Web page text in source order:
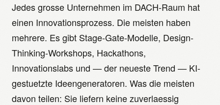
Jedes grosse Unternehmen im DACH-Raum hat
einen Innovationsprozess. Die meisten haben
mehrere. Es gibt Stage-Gate-Modelle, Design-
Thinking-Workshops, Hackathons,
Innovationslabs und — der neueste Trend — KI-
gestuetzte Ideengeneratoren. Was die meisten
davon teilen: Sie liefern keine zuverlaessig